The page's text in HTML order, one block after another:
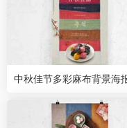
中秋佳节多彩麻布背景海